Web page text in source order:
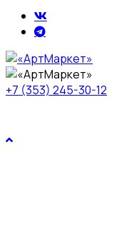
+7 (353) 245-30-12